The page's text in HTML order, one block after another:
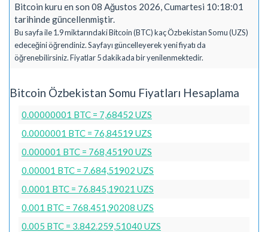
Bitcoin kuru en son 08 Ağustos 2026, Cumartesi 10:18:01
tarihinde güncellenmiştir.
Bu sayfa ile 1.9 miktarındaki Bitcoin (BTC) kaç Özbekistan Somu (UZS)
edeceğini öğrendiniz. Sayfayı güncelleyerek yeni fiyatı da
öğrenebilirsiniz. Fiyatlar 5 dakikada bir yenilenmektedir.
Bitcoin Özbekistan Somu Fiyatları Hesaplama
0.00000001 BTC = 7,68452 UZS
0.0000001 BTC = 76,84519 UZS
0.000001 BTC = 768,45190 UZS
0.00001 BTC = 7.684,51902 UZS
0.0001 BTC = 76.845,19021 UZS
0.001 BTC = 768.451,90208 UZS
0.005 BTC = 3.842.259,51040 UZS